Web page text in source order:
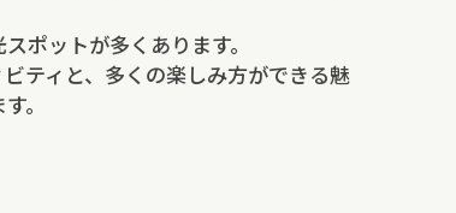
ポットが多くあります。
ティと、多くの楽しみ方ができる魅
。